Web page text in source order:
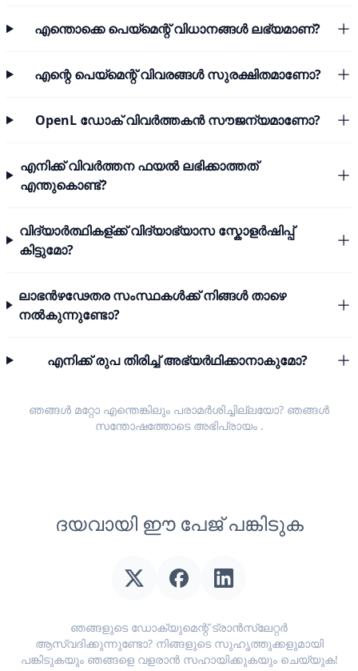
എന്തൊക്കെ പെയ്മെന്റ് വിധാനങ്ങൾ ലഭ്യമാണ്?
എന്റെ പെയ്മെന്റ് വിവരങ്ങൾ സുരക്ഷിതമാണോ?
OpenL ഡോക് വിവർത്തകൻ സൗജന്യമാണോ?
എനിക്ക് വിവർത്തന ഫയൽ ലഭിക്കാത്തത്
എന്തുകൊണ്ട്?
വിദ്യാർത്ഥികള്ക്ക് വിദ്യാഭ്യാസ സ്കോളർഷിപ്പ്
കിട്ടുമോ?
ലാഭൻഴഢേതര സംസ്ഥകൾക്ക് നിങ്ങൾ താഴെ
നൽകുന്നുണ്ടോ?
എനിക്ക് രുപ തിരിച്ച് അഭ്യർഥിക്കാനാകുമോ?
ഞങ്ങൾ മറ്റോ എന്തെങ്കിലും പരാമർശിച്ചില്ലയോ? ഞങ്ങൾ
സന്തോഷത്തോടെ അഭിപ്രായം.
ദയവായി ഈ പേജ് പങ്കിടുക
ഞങ്ങളുടെ ഡോക്യുമെന്റ് ട്രാൻസ്ലേറ്റർ
ആസ്വദിക്കുന്നുണ്ടോ? നിങ്ങളുടെ സുഹൃത്തുക്കളുമായി
പങ്കിടുകയും ഞങ്ങളെ വളരാൻ സഹായിക്കുകയും ചെയ്യുക!